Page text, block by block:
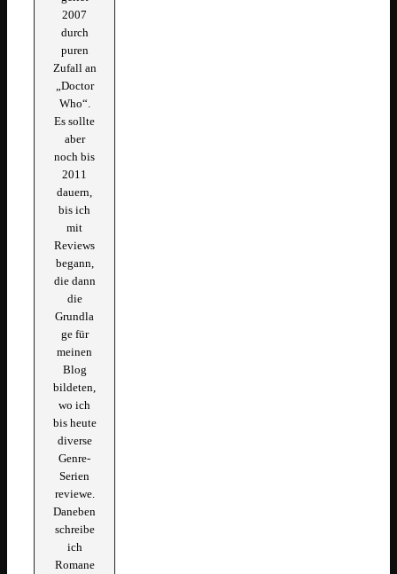
2007
durch
puren
Zufall an
„Doctor
Who“.
Es sollte
aber
noch bis
2011
dauern,
bis ich
mit
Reviews
begann,
die dann
die
Grundla
ge für
meinen
Blog
bildeten,
wo ich
bis heute
diverse
Genre-
Serien
reviewe.
Daneben
schreibe
ich
Romane